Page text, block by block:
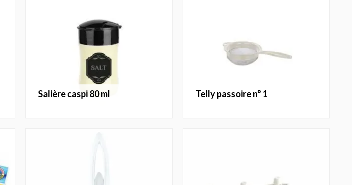
salière caspi 80 ml telly passoire n° 1